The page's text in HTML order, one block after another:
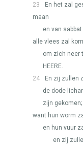
23
En het zal
maan
en van
alle vlees zal
om zich neer
HEERE.
24
En zij zullen
de dode
zijn gekomen;
want hun worm
en hun vuur
en zij